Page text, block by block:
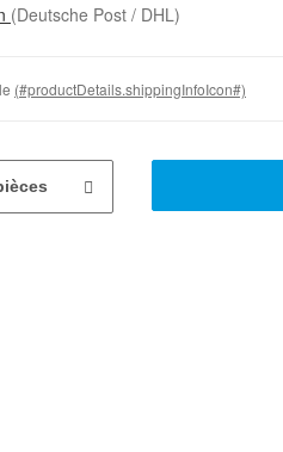
(Deutsche Post / DHL)
(#productDetails.shippingInfoIcon#)